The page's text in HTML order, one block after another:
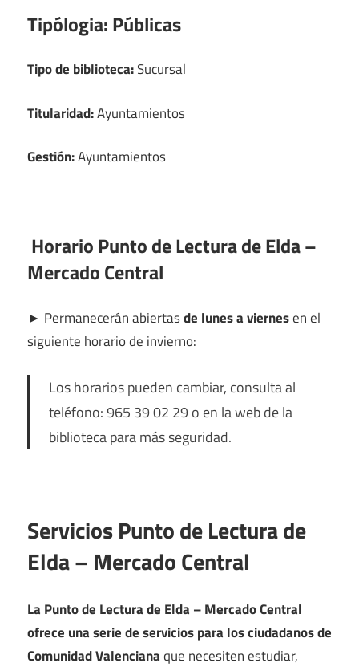
Tipólogia:Públicas
Tipo de biblioteca:Sucursal
Titularidad:Ayuntamientos
Gestión:Ayuntamientos
Horario Punto de Lectura de Elda –
Mercado Central
► Permanecerán abiertasde lunes a viernesen el
siguiente horario de invierno:
Los horarios pueden cambiar, consulta al
teléfono: 965 39 02 29 o en la web de la
biblioteca para más seguridad.
Servicios Punto de Lectura de
Elda – Mercado Central
La Punto de Lectura de Elda – Mercado Central
ofrece una serie de servicios para los ciudadanos de
Comunidad Valencianaque necesiten estudiar,